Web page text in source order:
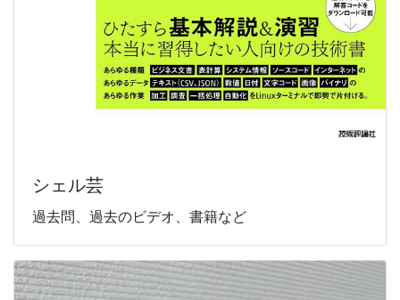
シェル芸
過去問、過去のビデオ、書籍など